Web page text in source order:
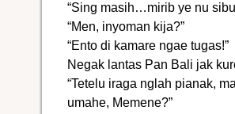
“Sing masih…mirib ye nu
“Men, inyoman kija?”
“Ento di kamare ngae tugas!”
Negak lantas Pan Bali jak
“Tetelu iraga nglah pianak,
umahe, Memene?”